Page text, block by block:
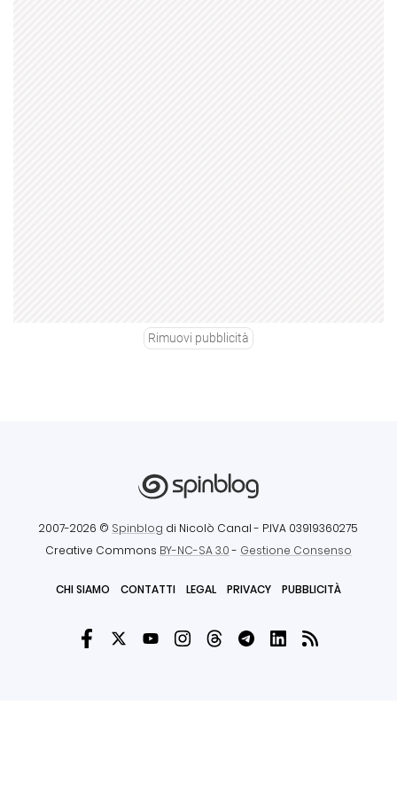
Rimuovi pubblicità
2007-2026 © Spinblog di Nicolò Canal - P.IVA 03919360275
Creative Commons BY-NC-SA 3.0- Gestione Consenso
CHI SIAMO CONTATTI LEGAL PRIVACY PUBBLICITÀ